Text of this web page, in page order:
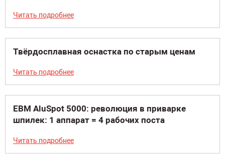
Читать подробнее
Твёрдосплавная оснастка по старым ценам
Читать подробнее
ЕВМ AluSpot 5000: революция в приварке
шпилек: 1 аппарат = 4 рабочих поста
Читать подробнее